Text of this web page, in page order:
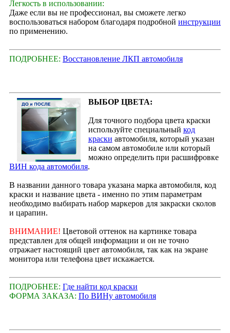
Легкость в использовании:
Даже если вы не профессионал, вы сможете легко
воспользоваться набором благодаря подробной инструкции
по применению.
ПОДРОБНЕЕ: Восстановление ЛКП автомобиля
ВЫБОР ЦВЕТА:
Для точного подбора цвета краски
используйте специальный код
краски автомобиля, который указан
на самом автомобиле или который
можно определить при расшифровке
ВИН кода автомобиля.
В названии данного товара указана марка автомобиля, код
краски и название цвета - именно по этим параметрам
необходимо выбирать набор маркеров для закраски сколов
и царапин.
ВНИМАНИЕ! Цветовой оттенок на картинке товара
представлен для общей информации и он не точно
отражает настоящий цвет автомобиля, так как на экране
монитора или телефона цвет искажается.
ПОДРОБНЕЕ: Где найти код краски
ФОРМА ЗАКАЗА: По ВИНу автомобиля